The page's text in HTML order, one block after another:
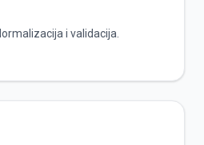
i validacija.